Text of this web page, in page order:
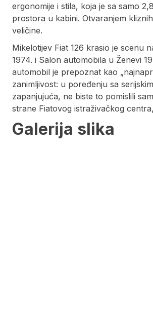
ergonomije i stila, koja je sa samo
prostora u kabini. Otvaranjem
veličine.
Mikelotijev Fiat 126 krasio je scenu
1974. i Salon automobila u Ženevi
automobil je prepoznat kao
zanimljivost: u poređenju sa
zapanjujuća, ne biste to pomislili
strane Fiatovog istraživačkog
Galerija slika